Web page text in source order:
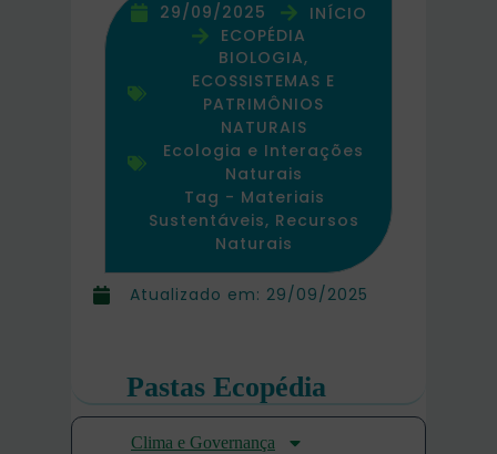
Atualizado em: 29/09/2025
29/09/2025
INÍCIO
ECOPÉDIA
BIOLOGIA,
ECOSSISTEMAS E
PATRIMÔNIOS
NATURAIS
Ecologia e Interações
Naturais
Tag - Materiais
Sustentáveis, Recursos
Naturais
Pastas Ecopédia
Clima e Governança